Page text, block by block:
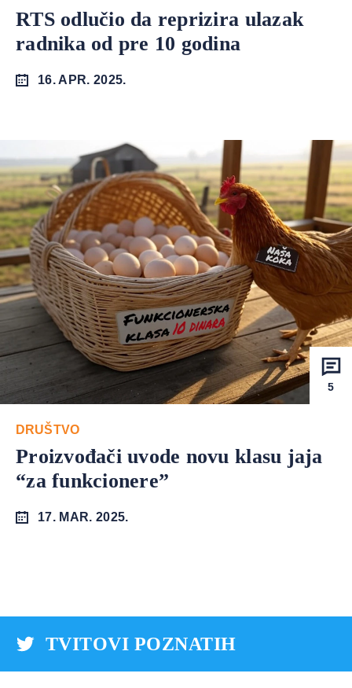
RTS odlučio da reprizira ulazak
radnika od pre 10 godina
16. APR. 2025.
5
DRUŠTVO
Proizvođači uvode novu klasu jaja
“za funkcionere”
17. MAR. 2025.
TVITOVI POZNATIH